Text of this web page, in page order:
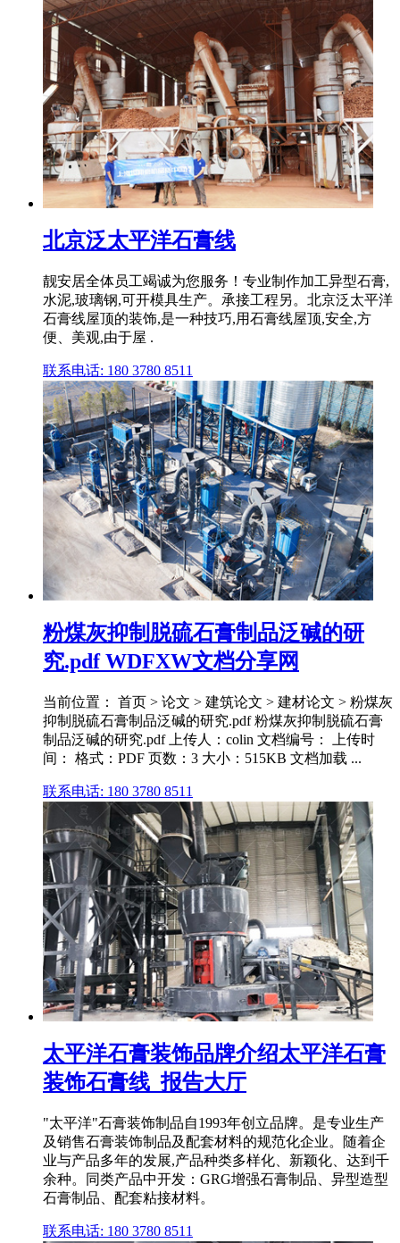
北京泛太平洋石膏线
靓安居全体员工竭诚为您服务！专业制作加工异型石膏,
水泥,玻璃钢,可开模具生产。承接工程另。北京泛太平洋
石膏线屋顶的装饰,是一种技巧,用石膏线屋顶,安全,方
便、美观,由于屋 .
联系电话: 180 3780 8511
粉煤灰抑制脱硫石膏制品泛碱的研
究.pdf WDFXW文档分享网
当前位置： 首页 > 论文 > 建筑论文 > 建材论文 > 粉煤灰
抑制脱硫石膏制品泛碱的研究.pdf 粉煤灰抑制脱硫石膏
制品泛碱的研究.pdf 上传人：colin 文档编号： 上传时
间： 格式：PDF 页数：3 大小：515KB 文档加载 ...
联系电话: 180 3780 8511
太平洋石膏装饰品牌介绍太平洋石膏
装饰石膏线_报告大厅
"太平洋"石膏装饰制品自1993年创立品牌。是专业生产
及销售石膏装饰制品及配套材料的规范化企业。随着企
业与产品多年的发展,产品种类多样化、新颖化、达到千
余种。同类产品中开发：GRG增强石膏制品、异型造型
石膏制品、配套粘接材料。
联系电话: 180 3780 8511